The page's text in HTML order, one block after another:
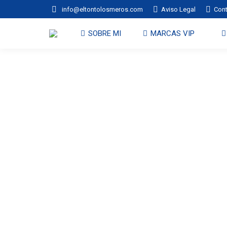
info@eltontolosmeros.com Aviso Legal
SOBRE MI MARCAS VIP